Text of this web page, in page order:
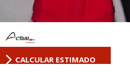
CALCULAR ESTIMADO